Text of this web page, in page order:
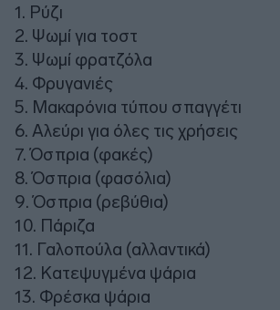
1. Ρύζι
2. Ψωμί για τοστ
3. Ψωμί φρατζόλα
4. Φρυγανιές
5. Μακαρόνια τύπου σπαγγέτι
6. Αλεύρι για όλες τις χρήσεις
7. Όσπρια (φακές)
8. Όσπρια (φασόλια)
9. Όσπρια (ρεβύθια)
10. Πάριζα
11. Γαλοπούλα (αλλαντικά)
12. Κατεψυγμένα ψάρια
13. Φρέσκα ψάρια